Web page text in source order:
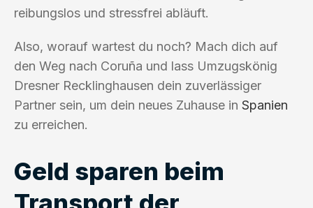
reibungslos und stressfrei abläuft.
Also, worauf wartest du noch? Mach dich auf
den Weg nach Coruña und lass Umzugskönig
Dresner Recklinghausen dein zuverlässiger
Partner sein, um dein neues Zuhause in Spanien
zu erreichen.
Geld sparen beim